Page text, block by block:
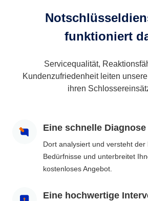
funktioniert
Servicequalität,
Kundenzufriedenheit leiten
ihren
Eine schnelle Diagnose
Dort analysiert und versteht
Bedürfnisse und unterbreitet
kostenloses Angebot.
Eine hochwertige